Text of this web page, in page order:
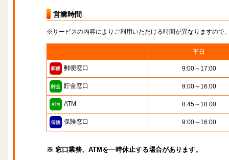
営業時間
※サービスの内容によりご利用いただける時間が異なりますので
平日
郵便窓口 9:00～17:00
貯金窓口 9:00～16:00
ATM 8:45～18:00
保険窓口 9:00～16:00
※ 窓口業務、ATMを一時休止する場合があります。